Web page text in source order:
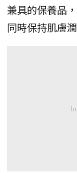
兼具的保養品
同時保持肌膚